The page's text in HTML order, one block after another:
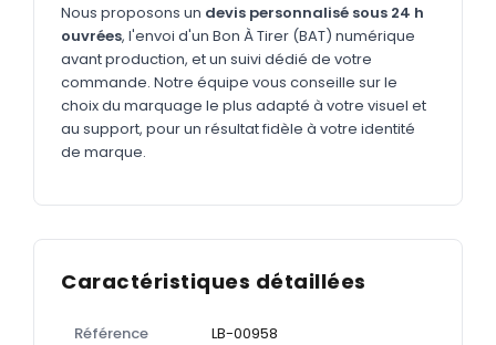
Verres & déjeuner
Technologie
Vêtements
Outils & porte-clés
Nous proposons un devis personnalisé sous 24 h
ouvrées, l'envoi d'un Bon À Tirer (BAT) numérique
avant production, et un suivi dédié de votre
commande. Notre équipe vous conseille sur le
choix du marquage le plus adapté à votre visuel et
au support, pour un résultat fidèle à votre identité
de marque.
Caractéristiques détaillées
Référence LB-00958